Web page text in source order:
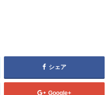
シェア
Google+